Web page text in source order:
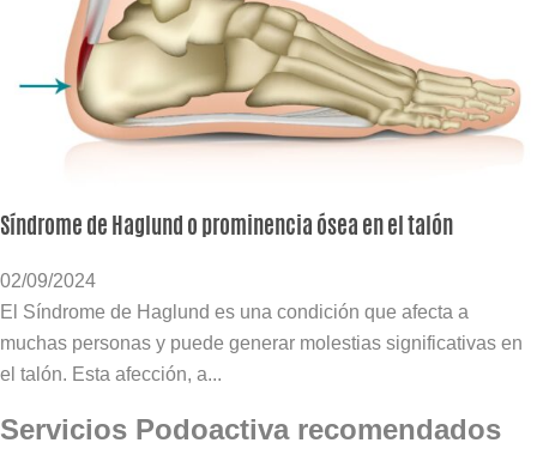
Síndrome de Haglund o prominencia ósea en el talón
02/09/2024
El Síndrome de Haglund es una condición que afecta a
muchas personas y puede generar molestias significativas en
el talón. Esta afección, a...
Servicios Podoactiva recomendados